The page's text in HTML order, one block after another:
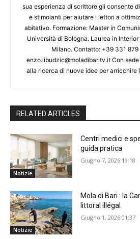
sua esperienza di scrittore gli consente
e stimolanti per aiutare i lettori a
abitativo. Formazione: Master in
Università di Bologna. Laurea in
Milano. Contatto: +39 331 879
enzo.libudzic@moladibaritv.it Con sede
alla ricerca di nuove idee per arricchire
RELATED ARTICLES
Notizie
Centri medici e
guida pratica
Giugno 7, 2026 19:18
Notizie
Mola di Bari : la
littoral illégal
Giugno 1, 2026 01:37